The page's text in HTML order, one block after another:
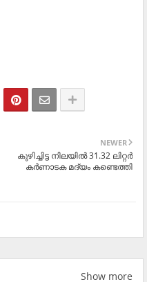
NEWER
കുഴിച്ചിട്ട നിലയില്‍ 31.32 ലിറ്റര്‍
കര്‍ണാടക മദ്യം കണ്ടെത്തി
Show more